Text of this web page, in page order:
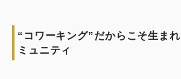
“コワーキング”だからこそ生ま
ミュニティ